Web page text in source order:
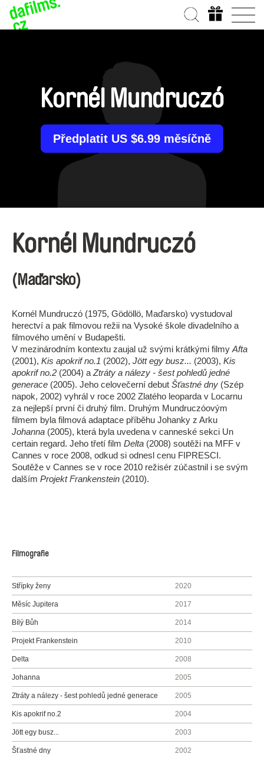
Kornél Mundruczó
Předplatit US $6.99 měsíčně
Kornél Mundruczó
(Maďarsko)
Kornél Mundruczó (1975, Gödöllö, Maďarsko) vystudoval
herectví a pak filmovou režii na Vysoké škole divadelního a
filmového umění v Budapešti.
V mezinárodním kontextu zaujal už svými krátkými filmy Afta
(2001), Kis apokrif no.1 (2002), Jött egy busz... (2003), Kis
apokrif no.2 (2004) a Ztráty a nálezy - šest pohledů jedné
generace (2005). Jeho celovečerní debut Šťastné dny (Szép
napok, 2002) vyhrál v roce 2002 Zlatého leoparda v Locarnu
za nejlepší první či druhý film. Druhým Mundruczóovým
filmem byla filmová adaptace příběhu Johanky z Arku
Johanna (2005), která byla uvedena v canneské sekci Un
certain regard. Jeho třetí film Delta (2008) soutěži na MFF v
Cannes v roce 2008, odkud si odnesl cenu FIPRESCI.
Soutěže v Cannes se v roce 2010 režisér zúčastnil i se svým
dalším Projekt Frankenstein (2010).
Filmografie
Střípky ženy 2020
Měsíc Jupitera 2017
Bílý Bůh 2014
Projekt Frankenstein 2010
Delta 2008
Johanna 2005
Ztráty a nálezy - šest pohledů jedné generace 2005
Kis apokrif no.2 2004
Jött egy busz... 2003
Šťastné dny 2002